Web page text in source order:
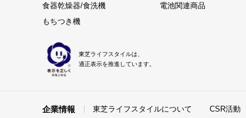
食器乾燥器/食洗機
もちつき機
電池関連商品
東芝ライフスタイルは、
適正表示を推進しています。
企業情報 東芝ライフスタイルについて CSR活動